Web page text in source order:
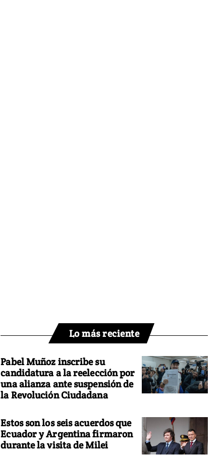
Lo más reciente
Pabel Muñoz inscribe su
candidatura a la reelección por
una alianza ante suspensión de
la Revolución Ciudadana
Estos son los seis acuerdos que
Ecuador y Argentina firmaron
durante la visita de Milei